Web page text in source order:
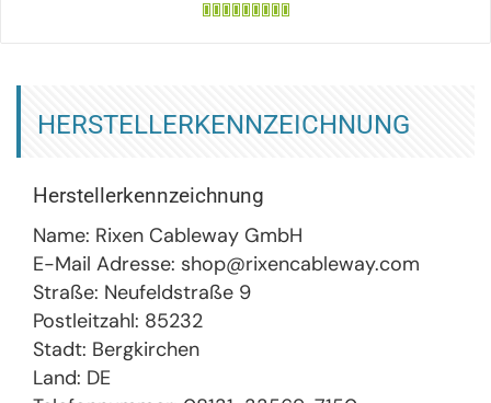
HERSTELLERKENNZEICHNUNG
Herstellerkennzeichnung
Name: Rixen Cableway GmbH
E-Mail Adresse: shop@rixencableway.com
Straße: Neufeldstraße 9
Postleitzahl: 85232
Stadt: Bergkirchen
Land: DE